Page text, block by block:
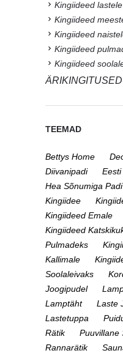
Kingiideed lastele
Kingiideed
Kingiideed
Kingiideed
Kingiideed
ÄRIKINGITUSED
TEEMAD
Bettys Home
Diivanipadi
Hea Sõnumiga Padi
Kingiidee
Kingiideed Emale
Kingiideed
Pulmadeks
Kallimale
Soolaleivaks
Joogipudel
Lamptäht
Laste
Lastetuppa
Rätik
Puuvillane
Rannarätik